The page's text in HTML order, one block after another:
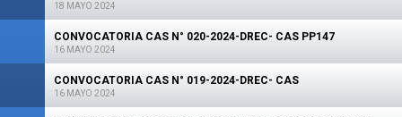
18 MAYO 2024
CONVOCATORIA CAS N° 020-2024-DREC- CAS PP147
16 MAYO 2024
CONVOCATORIA CAS N° 019-2024-DREC- CAS
16 MAYO 2024